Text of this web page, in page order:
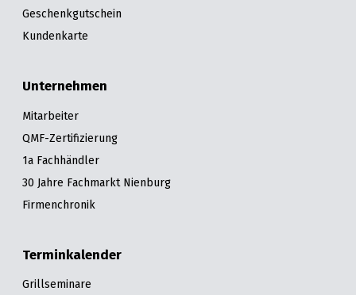
Geschenkgutschein
Kundenkarte
Unternehmen
Mitarbeiter
QMF-Zertifizierung
1a Fachhändler
30 Jahre Fachmarkt Nienburg
Firmenchronik
Terminkalender
Grillseminare